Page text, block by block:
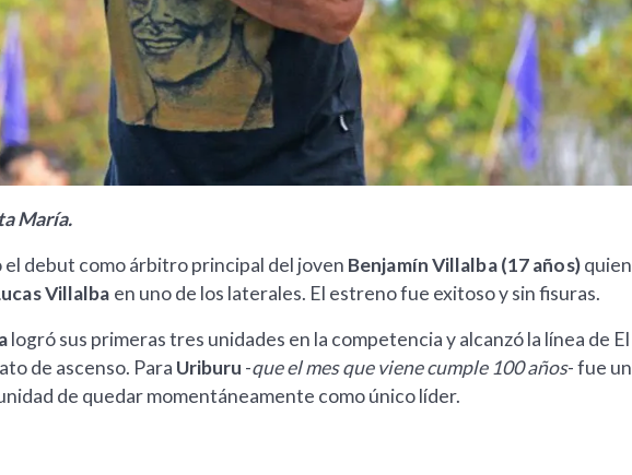
María.
el debut como árbitro principal del joven Benjamín Villalba (17 años)quien
Villalba en uno de los laterales. El estreno fue exitoso y sin fisuras.
logró sus primeras tres unidades en la competencia y alcanzó la línea de El
de ascenso. Para Uriburu -que el mes que viene cumple 100 años- fue un
de quedar momentáneamente como único líder.